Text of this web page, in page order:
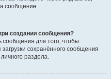
сообщение.
создании сообщения?
сообщения для того, чтобы
сохранённого сообщения
раздела.